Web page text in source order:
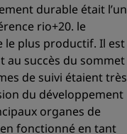
durable était l’un
rio+20. le
plus productif. Il est
au succès du sommet
de suivi étaient très
du développement
organes de
fonctionné en tant